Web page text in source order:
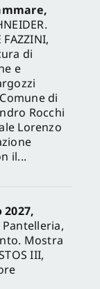
FAZZINI,
di
e
di
Rocchi
Lorenzo
il...
2027,
Mostra
III,